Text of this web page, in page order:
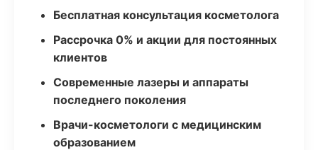
Бесплатная консультация косметолога
Рассрочка 0% и акции для постоянных
клиентов
Современные лазеры и аппараты
последнего поколения
Врачи-косметологи с медицинским
образованием